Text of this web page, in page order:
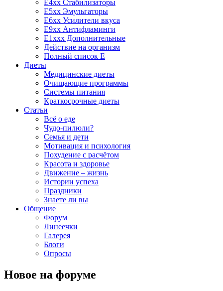
E4xx Стабилизаторы
E5xx Эмульгаторы
E6xx Усилители вкуса
E9xx Антифламинги
E1xxx Дополнительные
Действие на организм
Полный список E
Диеты
Медицинские диеты
Очищающие программы
Системы питания
Краткосрочные диеты
Статьи
Всё о еде
Чудо-пилюли?
Семья и дети
Мотивация и психология
Похудение с расчётом
Красота и здоровье
Движение – жизнь
Истории успеха
Праздники
Знаете ли вы
Общение
Форум
Линеечки
Галерея
Блоги
Опросы
Новое на форуме